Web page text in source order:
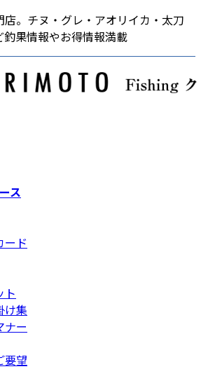
。チヌ・グレ・アオリイカ・太刀
果情報やお得情報満載
ス
ード
ト
け集
ナー
要望